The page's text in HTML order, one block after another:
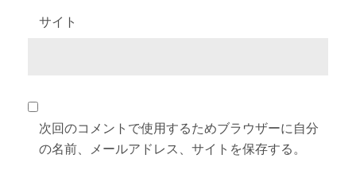
サイト
次回のコメントで使用するためブラウザーに自分
の名前、メールアドレス、サイトを保存する。